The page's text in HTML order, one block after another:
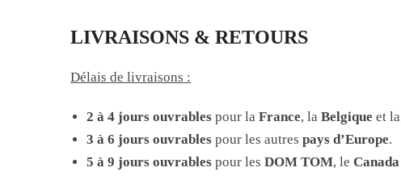
LIVRAISONS & RETOURS
Délais de livraisons :
2 à 4 jours ouvrables pour laFrance, laBelgique et la
3 à 6 jours ouvrables pour les autrespays d’Europe.
5 à 9 jours ouvrables pour lesDOM TOM, leCanada